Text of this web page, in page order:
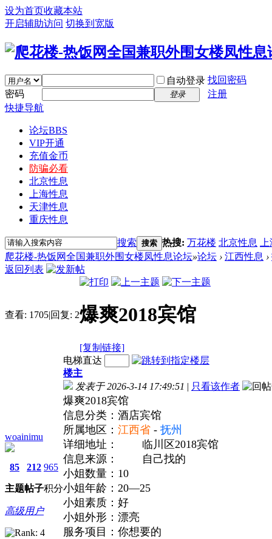
设为首页收藏本站
开启辅助访问 切换到宽版
自动登录 找回密码
密码
登录
注册
快捷导航
论坛BBS
VIP开通
充值金币
防骗必看
北京性息
上海性息
天津性息
重庆性息
搜索 搜索 热搜: 万花楼 北京性息
爬花楼-热饭网全国兼职外围女楼凤性息论坛»论坛 › 江西性息 ›
返回列表
查看: 1705|回复: 2爆爽2018宾馆
[复制链接]
woainimu
85
主题
212
帖子
965
积分
高级用户
电梯直达
楼主
发表于 2026-3-14 17:49:51 | 只看该作者
爆爽2018宾馆
信息分类：酒店宾馆
所属地区： 江西省 - 抚州
详细地址： 临川区2018宾馆
信息来源： 自己找的
小姐数量：10
小姐年龄：20—25
小姐素质：好
小姐外形：漂亮
服务项目：你想要的